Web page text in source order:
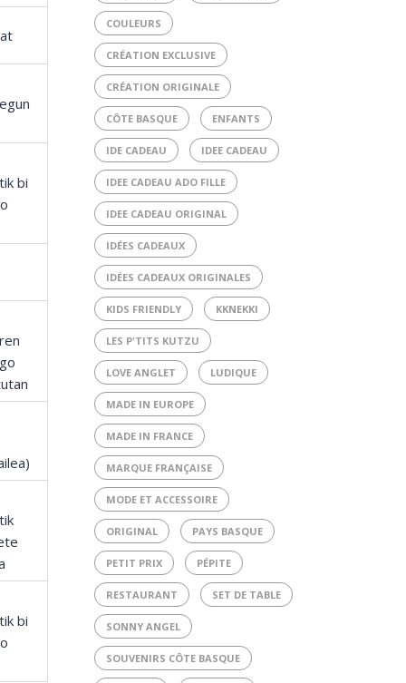
bi
bi
COULEURS
CRÉATION EXCLUSIVE
CRÉATION ORIGINALE
CÔTE BASQUE ENFANTS
IDE CADEAU IDEE CADEAU
IDEE CADEAU ADO FILLE
IDEE CADEAU ORIGINAL
IDÉES CADEAUX
IDÉES CADEAUX ORIGINALES
KIDS FRIENDLY KKNEKKI
LES P'TITS KUTZU
LOVE ANGLET LUDIQUE
MADE IN EUROPE
MADE IN FRANCE
MARQUE FRANÇAISE
MODE ET ACCESSOIRE
ORIGINAL PAYS BASQUE
PETIT PRIX PÉPITE
RESTAURANT SET DE TABLE
SONNY ANGEL
SOUVENIRS CÔTE BASQUE